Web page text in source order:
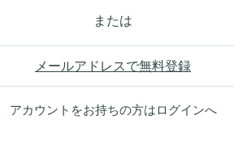
または
メールアドレスで無料登録
アカウントをお持ちの方はログインへ